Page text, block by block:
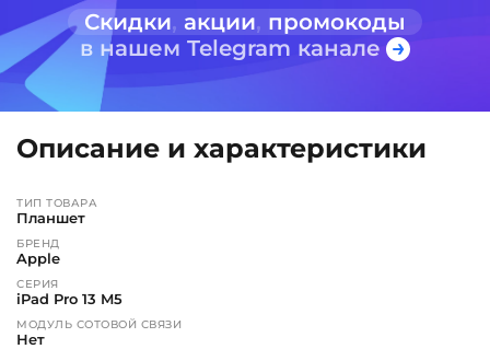
Скидки, акции, промокоды
в нашем Telegram канале
Описание и характеристики
ТИП ТОВАРА
Планшет
БРЕНД
Apple
СЕРИЯ
iPad Pro 13 M5
МОДУЛЬ СОТОВОЙ СВЯЗИ
Нет